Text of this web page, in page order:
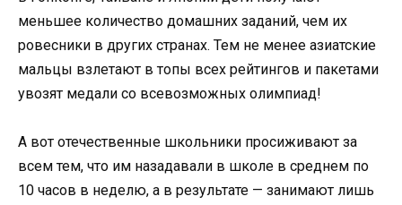
меньшее количество домашних заданий, чем их
ровесники в других странах. Тем не менее азиатские
мальцы взлетают в топы всех рейтингов и пакетами
увозят медали со всевозможных олимпиад!
А вот отечественные школьники просиживают за
всем тем, что им назадавали в школе в среднем по
10 часов в неделю, а в результате — занимают лишь